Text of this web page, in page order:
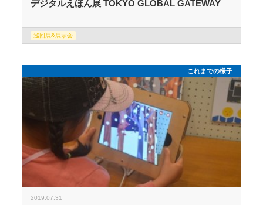
デジタルえほん展 TOKYO GLOBAL GATEWAY
巡回展&展示会
これまでの様子
2019.07.31